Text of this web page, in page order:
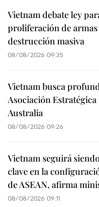
Vietnam debate ley
proliferación de armas
destrucción masiva
08/08/2026 09:35
Vietnam busca
Asociación
Australia
08/08/2026 09:26
Vietnam seguirá
clave en la
de ASEAN, afirma
08/08/2026 09:11